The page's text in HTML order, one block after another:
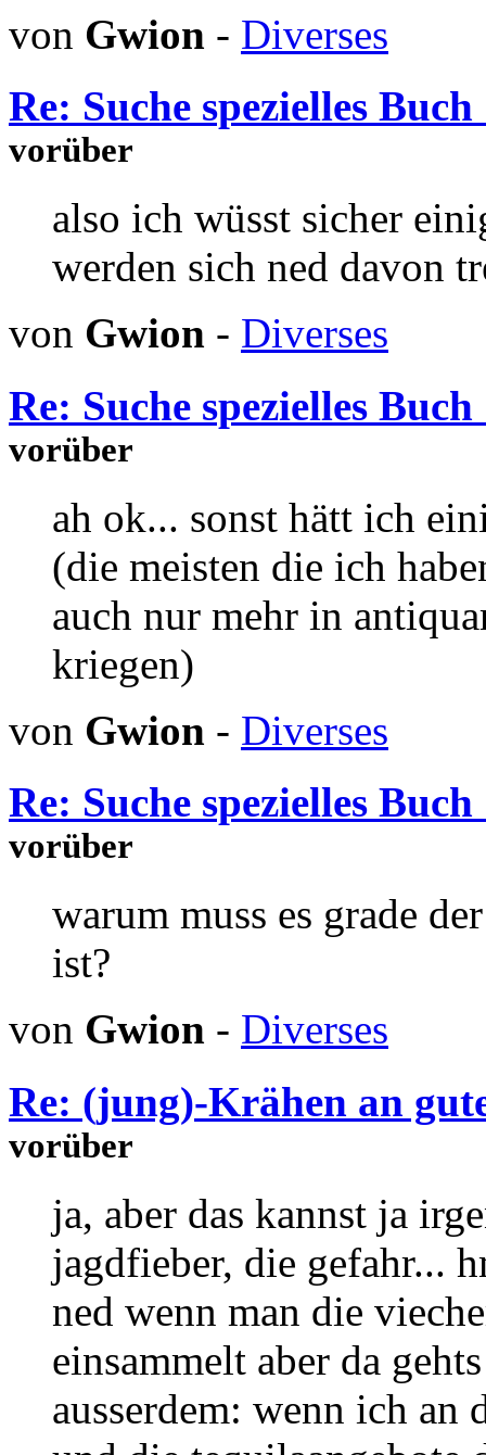
von Gwion - Diverses
Re: Suche spezielles
vorüber
also ich wüsst sicher
werden sich ned davon
von Gwion - Diverses
Re: Suche spezielles
vorüber
ah ok... sonst hätt ich
(die meisten die ich
auch nur mehr in
kriegen)
von Gwion - Diverses
Re: Suche spezielles
vorüber
warum muss es grade
ist?
von Gwion - Diverses
Re: (jung)-Krähen an
vorüber
ja, aber das kannst ja
jagdfieber, die gefahr...
ned wenn man die
einsammelt aber da
ausserdem: wenn ich an